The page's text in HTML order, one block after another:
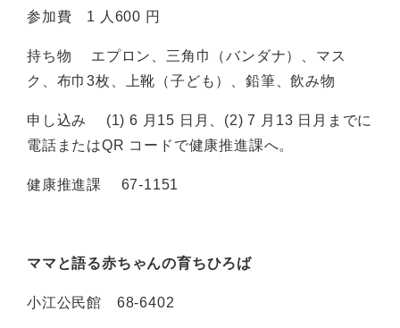
参加費 1 人600 円
持ち物 エプロン、三角巾（バンダナ）、マス
ク、布巾3枚、上靴（子ども）、鉛筆、飲み物
申し込み (1) 6 月15 日月、(2) 7 月13 日月までに
電話またはQR コードで健康推進課へ。
健康推進課 67-1151
ママと語る赤ちゃんの育ちひろば
小江公民館 68-6402